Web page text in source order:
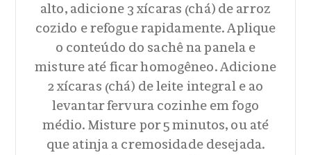
alto, adicione 3 xícaras (chá) de arroz
cozido e refogue rapidamente. Aplique
o conteúdo do sachê na panela e
misture até ficar homogêneo. Adicione
2 xícaras (chá) de leite integral e ao
levantar fervura cozinhe em fogo
médio. Misture por 5 minutos, ou até
que atinja a cremosidade desejada.